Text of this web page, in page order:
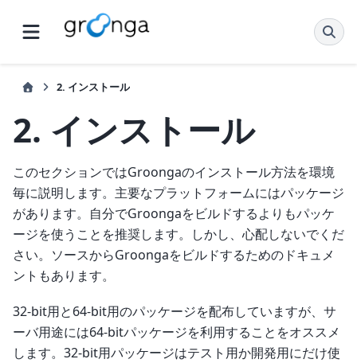
2. インストール
2. インストール
このセクションではGroongaのインストール方法を環境
毎に説明します。主要なプラットフォームにはパッケージ
があります。自分でGroongaをビルドするよりもパッケ
ージを使うことを推奨します。しかし、心配しないでくだ
さい。ソースからGroongaをビルドするためのドキュメ
ントもあります。
32-bit用と64-bit用のパッケージを配布していますが、サ
ーバ用途には64-bitパッケージを利用することをオススメ
します。32-bit用パッケージはテスト用か開発用にだけ使